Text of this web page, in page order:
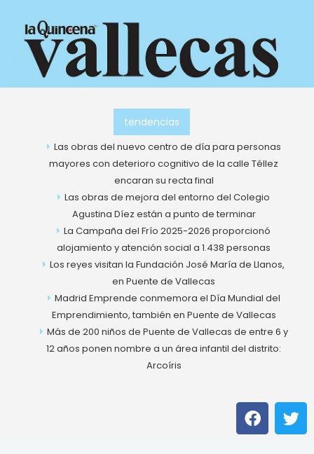
contenido
tendencias
Las obras del nuevo centro de día para personas
mayores con deterioro cognitivo de la calle Téllez
encaran su recta final
Las obras de mejora del entorno del Colegio
Agustina Díez están a punto de terminar
La Campaña del Frío 2025-2026 proporcionó
alojamiento y atención social a 1.438 personas
Los reyes visitan la Fundación José María de Llanos,
en Puente de Vallecas
Madrid Emprende conmemora el Día Mundial del
Emprendimiento, también en Puente de Vallecas
Más de 200 niños de Puente de Vallecas de entre 6 y
12 años ponen nombre a un área infantil del distrito:
Arcoíris
F
a
c
T
w
i